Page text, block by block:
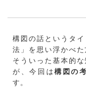
構図の話というタ
法」を思い浮かべ
そういった基本的
が、今回は構図の
す。